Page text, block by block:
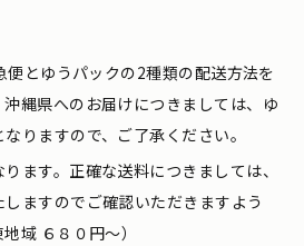
便とゆうパックの2種類の配送方法を
縄県へのお届けにつきましては、ゆ
りますので、ご了承ください。
ます。正確な送料につきましては、
ますのでご確認いただきますよう
域 ６８０円〜）